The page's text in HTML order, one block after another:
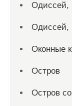
Одиссей,
Одиссей,
Оконные
Остров
Остров